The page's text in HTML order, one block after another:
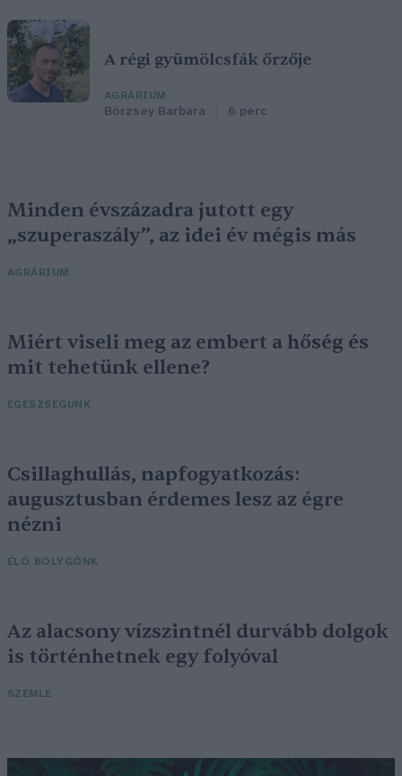
A régi gyümölcsfák őrzője
AGRÁRIUM
Börzsey Barbara 6 perc
Minden évszázadra jutott egy
„szuperaszály”, az idei év mégis más
AGRÁRIUM
Miért viseli meg az embert a hőség és
mit tehetünk ellene?
EGÉSZSÉGÜNK
Csillaghullás, napfogyatkozás:
augusztusban érdemes lesz az égre
nézni
ÉLŐ BOLYGÓNK
Az alacsony vízszintnél durvább dolgok
is történhetnek egy folyóval
SZEMLE